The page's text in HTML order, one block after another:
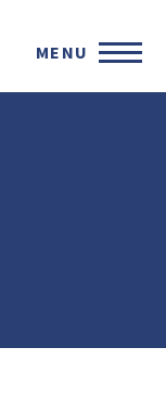
MENU